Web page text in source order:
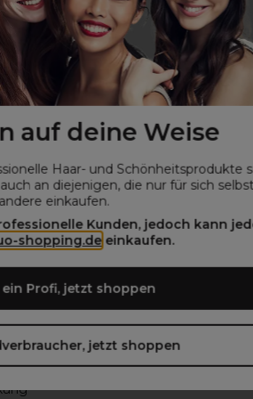
auf deine Weise
Haar- und Schönheitsprodukte
an diejenigen, die nur für sich
andere einkaufen.
Kunden, jedoch kann
shopping.deeinkaufen.
Profi, jetzt shoppen
jetzt shoppen
Demi-permanente Haarfarbe
Mittelblond Asch-Fumé 60ml
12,60€ ohne MwSt.
für ultrapräzise farbergebnisse
molekül**